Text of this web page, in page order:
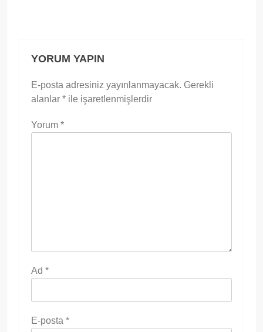
YORUM YAPIN
E-posta adresiniz yayınlanmayacak. Gerekli
alanlar * ile işaretlenmişlerdir
Yorum *
Ad *
E-posta *